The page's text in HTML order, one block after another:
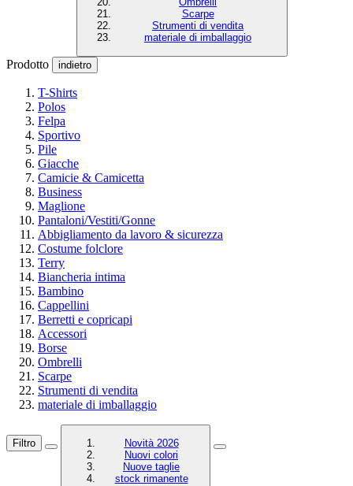
Scarpe
Strumenti di vendita
materiale di imballaggio
Prodotto indietro
T-Shirts
Polos
Felpa
Sportivo
Pile
Giacche
Camicie & Camicetta
Business
Maglione
Pantaloni/Vestiti/Gonne
Abbigliamento da lavoro & sicurezza
Costume folclore
Terry
Biancheria intima
Bambino
Cappellini
Berretti e copricapi
Accessori
Borse
Ombrelli
Scarpe
Strumenti di vendita
materiale di imballaggio
Filtro
Novità 2026
Nuovi colori
Nuove taglie
stock rimanente